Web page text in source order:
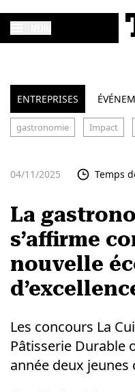
ENTREPRISES
gastronomie Impact
04/11/2025 Temps
La
s’affirme
nouvelle
Les concours La
Pâtisserie Durable
année deux jeunes